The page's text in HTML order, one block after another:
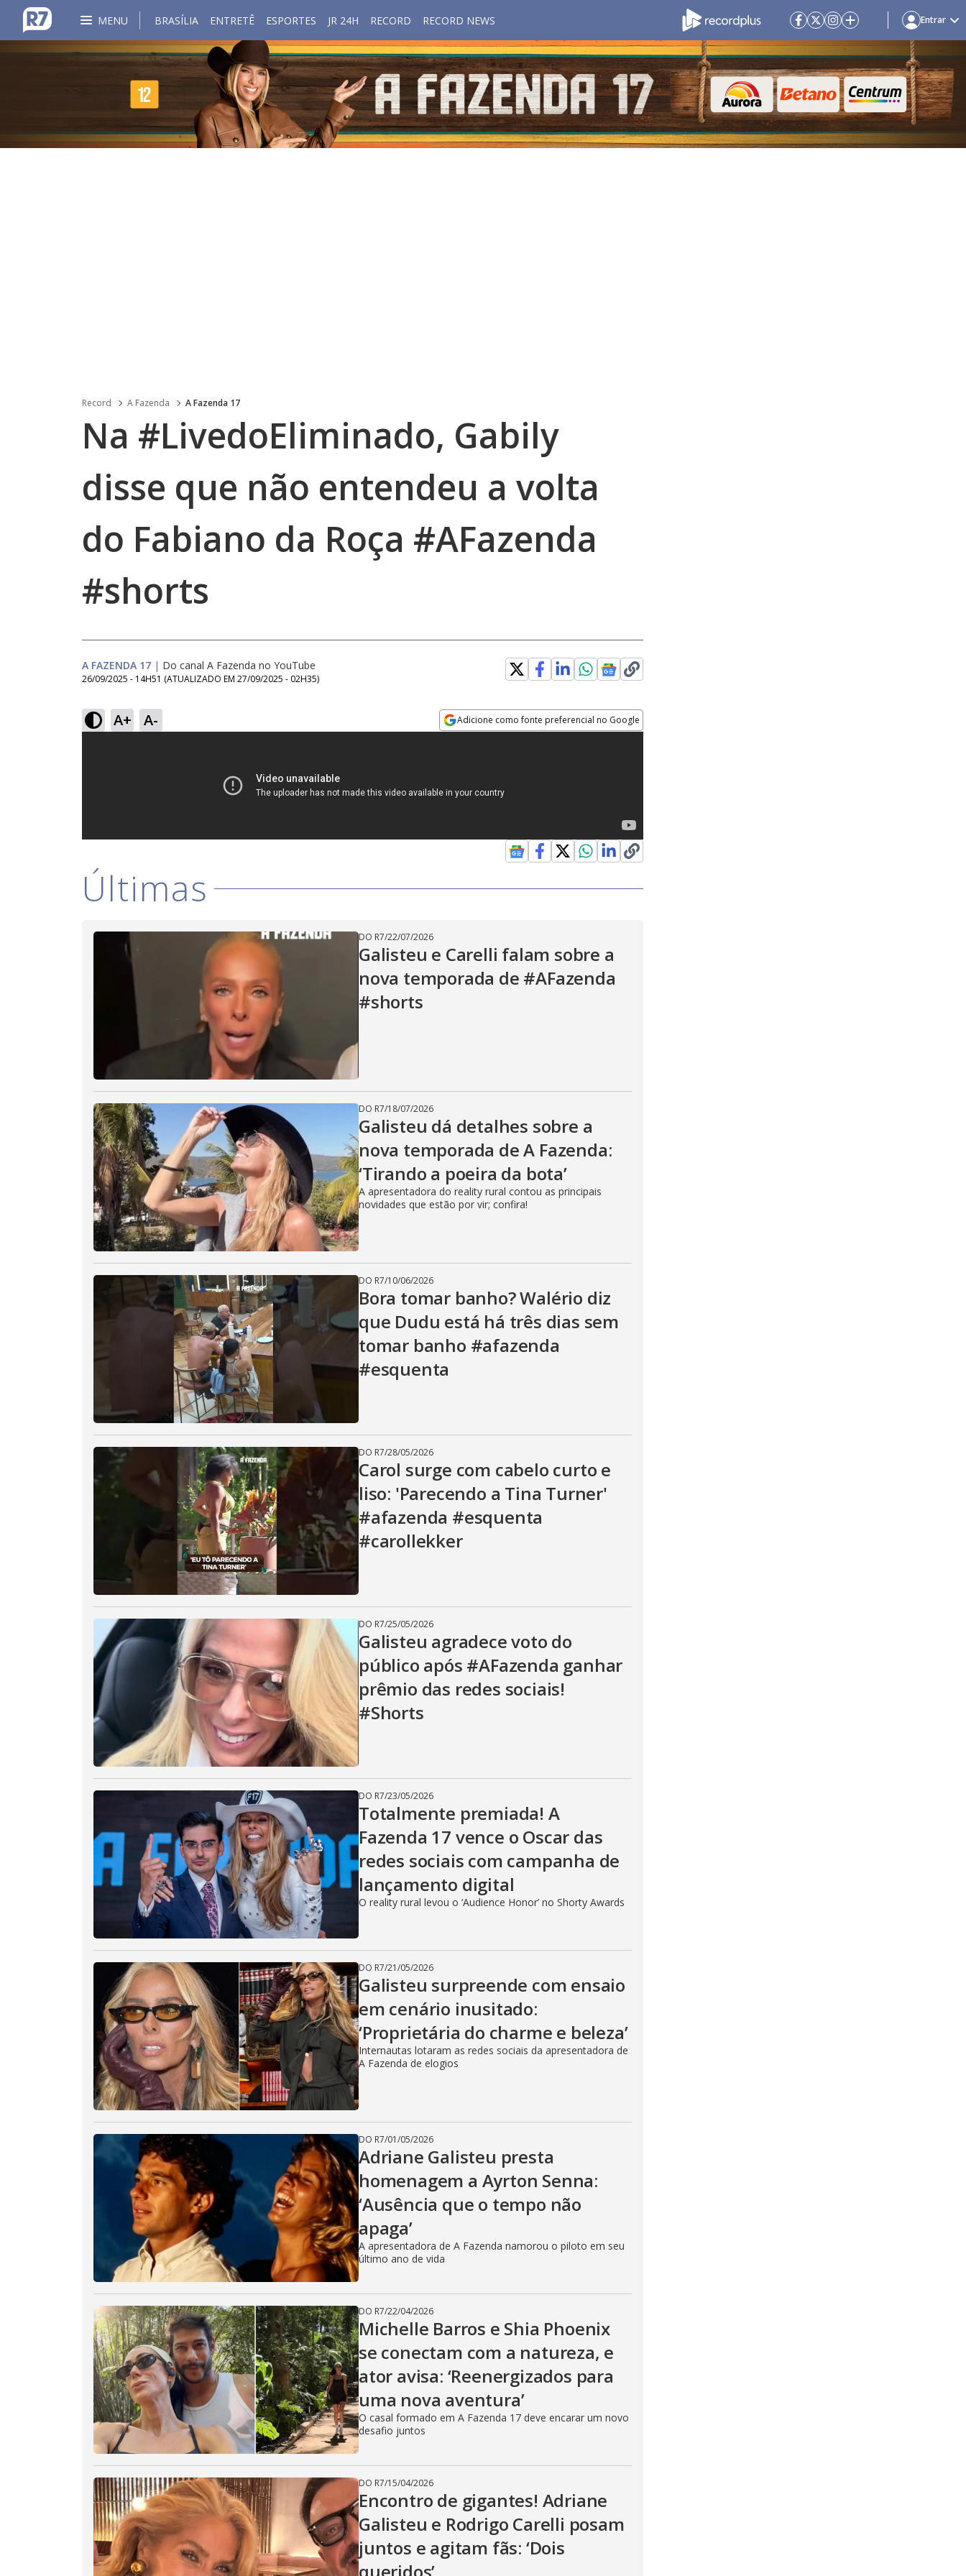
MENU BRASÍLIA ENTRETÊ ESPORTES JR 24H RECORD RECORD NEWS Entrar
Record A Fazenda A Fazenda 17
Na #LivedoEliminado, Gabily
disse que não entendeu a volta
do Fabiano da Roça #AFazenda
#shorts
A FAZENDA 17 | Do canal A Fazenda no YouTube
26/09/2025 - 14H51 (ATUALIZADO EM 27/09/2025 - 02H35)
A+ A- Adicione como fonte preferencial no Google
Últimas
DO R7/22/07/2026
Galisteu e Carelli falam sobre a
nova temporada de #AFazenda
#shorts
DO R7/18/07/2026
Galisteu dá detalhes sobre a
nova temporada de A Fazenda:
‘Tirando a poeira da bota’
A apresentadora do reality rural contou as principais
novidades que estão por vir; confira!
DO R7/10/06/2026
Bora tomar banho? Walério diz
que Dudu está há três dias sem
tomar banho #afazenda
#esquenta
DO R7/28/05/2026
Carol surge com cabelo curto e
liso: 'Parecendo a Tina Turner'
#afazenda #esquenta
#carollekker
DO R7/25/05/2026
Galisteu agradece voto do
público após #AFazenda ganhar
prêmio das redes sociais!
#Shorts
DO R7/23/05/2026
Totalmente premiada! A
Fazenda 17 vence o Oscar das
redes sociais com campanha de
lançamento digital
O reality rural levou o ‘Audience Honor’ no Shorty Awards
DO R7/21/05/2026
Galisteu surpreende com ensaio
em cenário inusitado:
‘Proprietária do charme e beleza’
Internautas lotaram as redes sociais da apresentadora de
A Fazenda de elogios
DO R7/01/05/2026
Adriane Galisteu presta
homenagem a Ayrton Senna:
‘Ausência que o tempo não
apaga’
A apresentadora de A Fazenda namorou o piloto em seu
último ano de vida
DO R7/22/04/2026
Michelle Barros e Shia Phoenix
se conectam com a natureza, e
ator avisa: ‘Reenergizados para
uma nova aventura’
O casal formado em A Fazenda 17 deve encarar um novo
desafio juntos
DO R7/15/04/2026
Encontro de gigantes! Adriane
Galisteu e Rodrigo Carelli posam
juntos e agitam fãs: ‘Dois